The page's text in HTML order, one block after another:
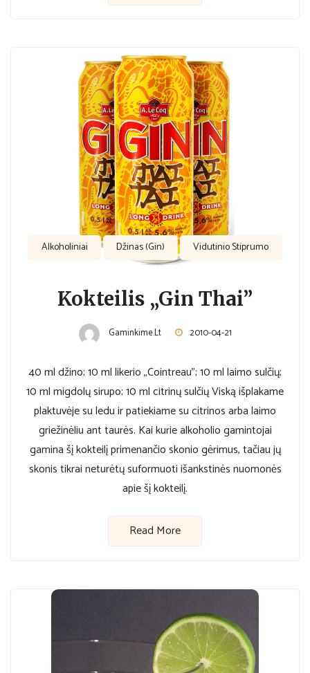
Alkoholiniai Džinas (Gin) Vidutinio Stiprumo
Kokteilis „Gin Thai”
Gaminkime.lt 2010-04-21
40 ml džino; 10 ml likerio „Cointreau”; 10 ml laimo sulčių;
10 ml migdolų sirupo; 10 ml citrinų sulčių Viską išplakame
plaktuvėje su ledu ir patiekiame su citrinos arba laimo
griežinėliu ant taurės. Kai kurie alkoholio gamintojai
gamina šį kokteilį primenančio skonio gėrimus, tačiau jų
skonis tikrai neturėtų suformuoti išankstinės nuomonės
apie šį kokteilį.
Read More